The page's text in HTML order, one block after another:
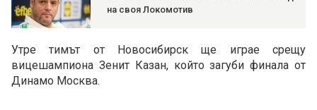
на своя Локомотив
Утре тимът от Новосибирск ще играе срещу
вицешампиона Зенит Казан, който загуби финала от
Динамо Москва.